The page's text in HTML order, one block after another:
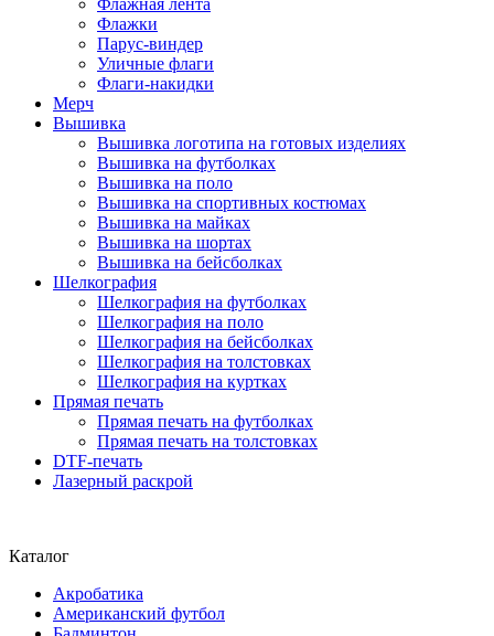
Флажная лента
Флажки
Парус-виндер
Уличные флаги
Флаги-накидки
Мерч
Вышивка
Вышивка логотипа на готовых изделиях
Вышивка на футболках
Вышивка на поло
Вышивка на спортивных костюмах
Вышивка на майках
Вышивка на шортах
Вышивка на бейсболках
Шелкография
Шелкография на футболках
Шелкография на поло
Шелкография на бейсболках
Шелкография на толстовках
Шелкография на куртках
Прямая печать
Прямая печать на футболках
Прямая печать на толстовках
DTF-печать
Лазерный раскрой
Каталог
Акробатика
Американский футбол